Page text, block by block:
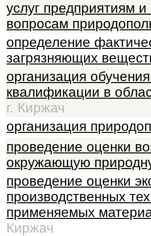
услуг предприятиям
вопросам
определение
загрязняющих
организация
квалификации в
г. Киржач
организация
проведение оценки
окружающую
проведение оценки
производственных
применяемых
Киржач